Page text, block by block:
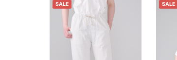
SALE SALE